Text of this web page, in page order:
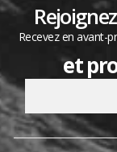
Recevez en avant-
et